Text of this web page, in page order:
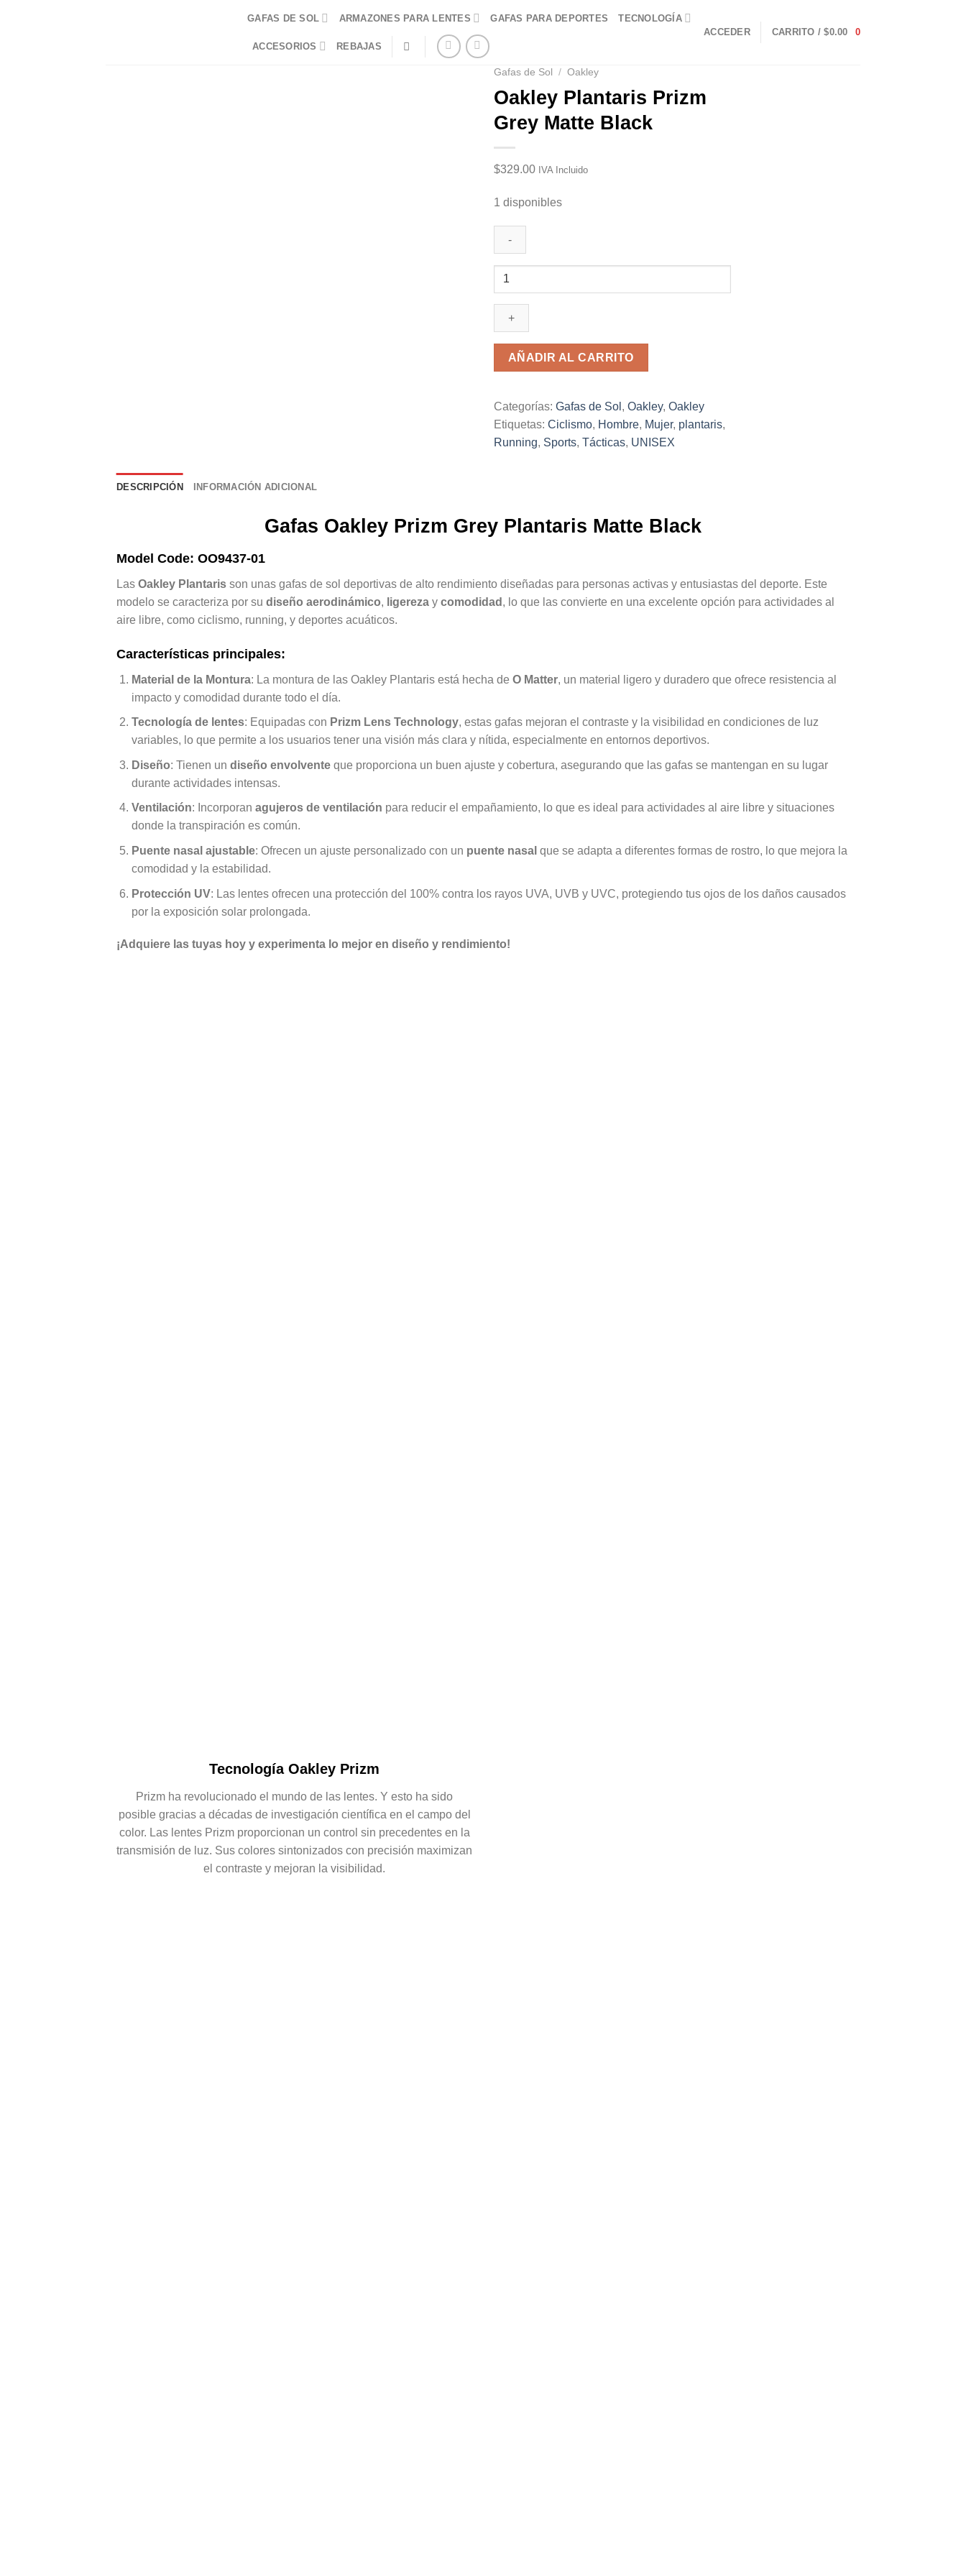
GAFAS DE SOL ARMAZONES PARA LENTES GAFAS PARA DEPORTES TECNOLOGÍA
ACCESORIOS REBAJAS
ACCEDER CARRITO /$0.00 0
Gafas de Sol / Oakley
Oakley Plantaris Prizm
Grey Matte Black
$329.00 IVA Incluido
1 disponibles
Oakley
Prizm
Grey
Black
cantidad
AÑADIR AL CARRITO
Categorías: Gafas de Sol , Oakley, Oakley
Etiquetas: Ciclismo, Hombre, Mujer, plantaris,
Running, Sports, Tácticas, UNISEX
DESCRIPCIÓN INFORMACIÓN ADICIONAL
Gafas Oakley Prizm Grey Plantaris Matte Black
Model Code: OO9437-01
Las Oakley Plantaris son unas gafas de sol deportivas de alto rendimiento diseñadas para personas activas y entusiastas del deporte. Este
modelo se caracteriza por su diseño aerodinámico, ligereza y comodidad , lo que las convierte en una excelente opción para actividades al
aire libre, como ciclismo, running, y deportes acuáticos.
Características principales:
Material de la Montura: La montura de las Oakley Plantaris está hecha de O Matter, un material ligero y duradero que ofrece resistencia al
impacto y comodidad durante todo el día.
Tecnología de lentes: Equipadas con Prizm Lens Technology, estas gafas mejoran el contraste y la visibilidad en condiciones de luz
variables, lo que permite a los usuarios tener una visión más clara y nítida, especialmente en entornos deportivos.
Diseño: Tienen un diseño envolventeque proporciona un buen ajuste y cobertura, asegurando que las gafas se mantengan en su lugar
durante actividades intensas.
Ventilación: Incorporan agujeros de ventilación para reducir el empañamiento, lo que es ideal para actividades al aire libre y situaciones
donde la transpiración es común.
Puente nasal ajustable: Ofrecen un ajuste personalizado con un puente nasal que se adapta a diferentes formas de rostro, lo que mejora la
comodidad y la estabilidad.
Protección UV: Las lentes ofrecen una protección del 100% contra los rayos UVA, UVB y UVC, protegiendo tus ojos de los daños causados
por la exposición solar prolongada.
¡Adquiere las tuyas hoy y experimenta lo mejor en diseño y rendimiento!
Tecnología Oakley Prizm
Prizm ha revolucionado el mundo de las lentes. Y esto ha sido
posible gracias a décadas de investigación científica en el campo del
color. Las lentes Prizm proporcionan un control sin precedentes en la
transmisión de luz. Sus colores sintonizados con precisión maximizan
el contraste y mejoran la visibilidad.